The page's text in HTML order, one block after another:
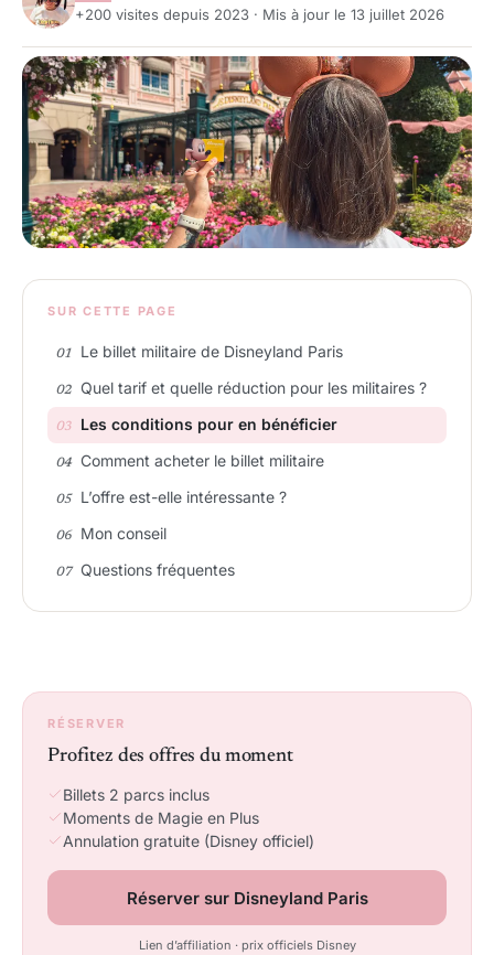
+200 visites depuis 2023 · Mis à jour le 13 juillet 2026
SUR CETTE PAGE
Le billet militaire de Disneyland Paris
Quel tarif et quelle réduction pour les militaires ?
Les conditions pour en bénéficier
Comment acheter le billet militaire
L’offre est-elle intéressante ?
Mon conseil
Questions fréquentes
RÉSERVER
Profitez des offres du moment
Billets 2 parcs inclus
Moments de Magie en Plus
Annulation gratuite (Disney officiel)
Réserver sur Disneyland Paris
Lien d’affiliation · prix officiels Disney